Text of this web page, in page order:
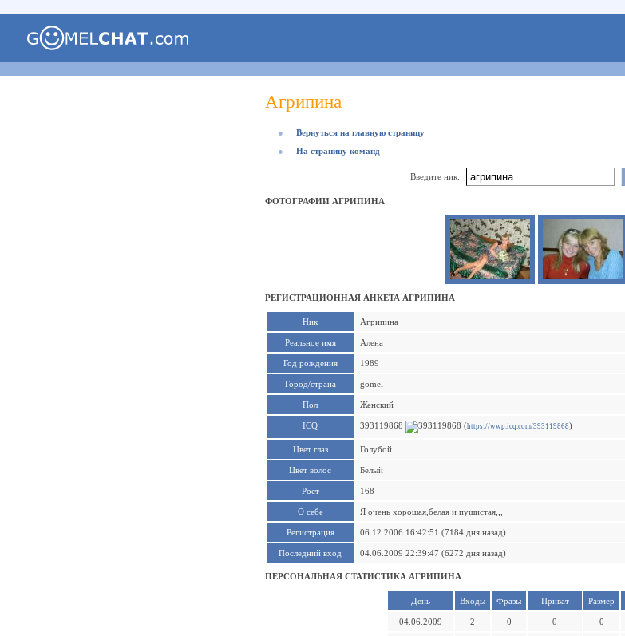
Агрипина
●
Вернуться на главную страницу
●
На страницу команд
Введите ник:
ФОТОГРАФИИ АГРИПИНА
РЕГИСТРАЦИОННАЯ АНКЕТА АГРИПИНА
Ник Агрипина
Реальное имя Алена
Год рождения 1989
Город/страна gomel
Пол Женский
ICQ 393119868 (https://wwp.icq.com/393119868)
Цвет глаз Голубой
Цвет волос Белый
Рост 168
О себе Я очень хорошая,белая и пушистая,,,
Регистрация 06.12.2006 16:42:51 (7184 дня назад)
Последний вход 04.06.2009 22:39:47 (6272 дня назад)
ПЕРСОНАЛЬНАЯ СТАТИСТИКА АГРИПИНА
День Входы Фразы Приват Размер
04.06.2009 2 0 0 0